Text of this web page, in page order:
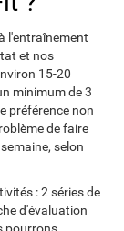
l'entraînement
et nos
15-20
minimum de 3
préférence non
de faire
selon
: 2 séries de
d'évaluation